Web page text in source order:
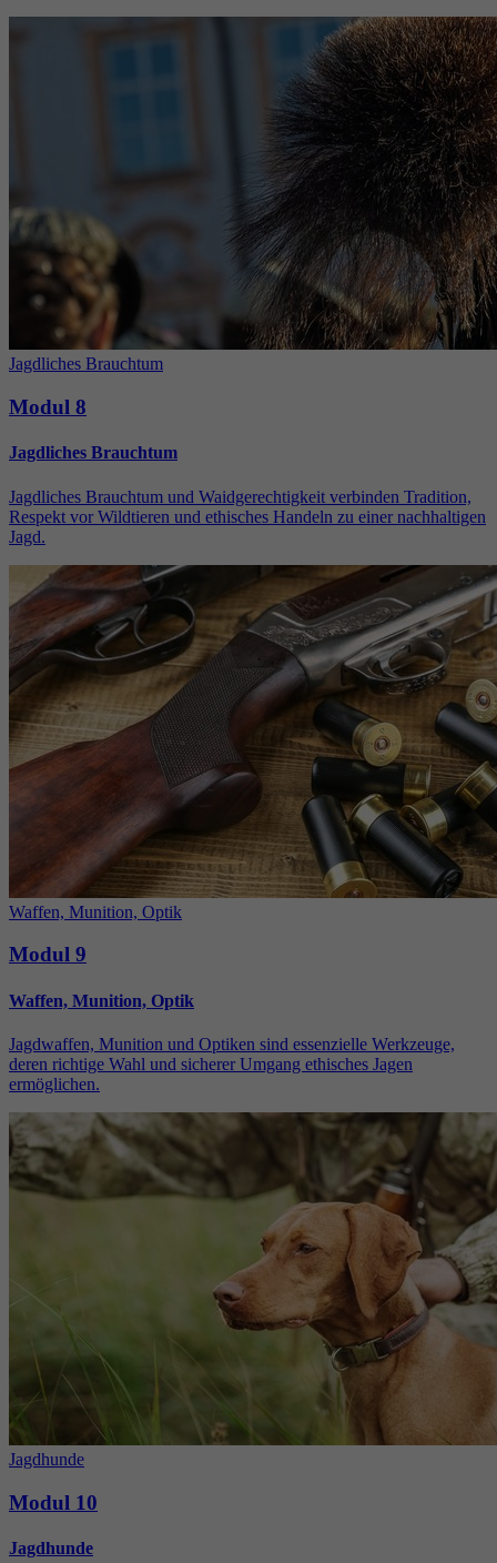
Jagdliches Brauchtum
Modul 8
Jagdliches Brauchtum
Jagdliches Brauchtum und Waidgerechtigkeit verbinden Tradition,
Respekt vor Wildtieren und ethisches Handeln zu einer nachhaltigen
Jagd.
Waffen, Munition, Optik
Modul 9
Waffen, Munition, Optik
Jagdwaffen, Munition und Optiken sind essenzielle Werkzeuge,
deren richtige Wahl und sicherer Umgang ethisches Jagen
ermöglichen.
Jagdhunde
Modul 10
Jagdhunde